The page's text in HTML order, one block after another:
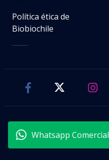
Política ética de
Biobiochile
Whatsapp Comercial